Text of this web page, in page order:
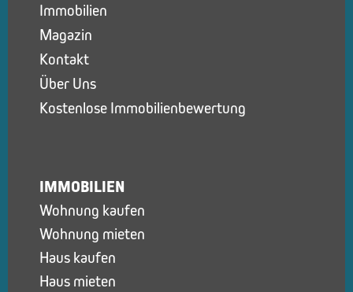
Immobilien
Magazin
Kontakt
Über Uns
Kostenlose Immobilienbewertung
IMMOBILIEN
Wohnung kaufen
Wohnung mieten
Haus kaufen
Haus mieten